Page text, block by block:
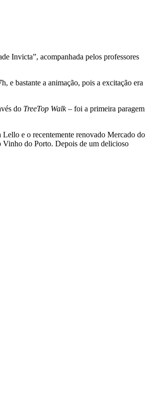
Invicta”, acompanhada pelos professores
e bastante a animação, pois a excitação era
do TreeTop Walk– foi a primeira paragem
e o recentemente renovado Mercado do
Vinho do Porto. Depois de um delicioso